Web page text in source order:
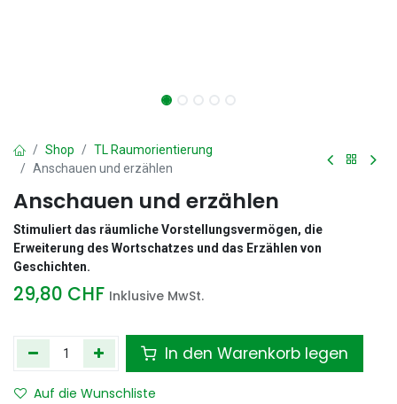
Shop
TL Raumorientierung
Anschauen und erzählen
Anschauen und erzählen
Stimuliert das räumliche Vorstellungsvermögen, die
Erweiterung des Wortschatzes und das Erzählen von
Geschichten.
29,80 CHF Inklusive MwSt.
In den Warenkorb legen
Auf die Wunschliste